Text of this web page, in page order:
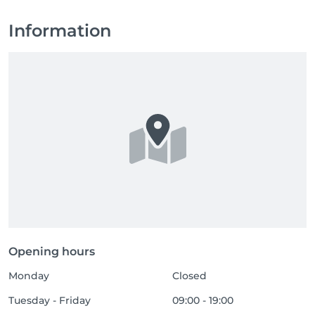
Information
Opening hours
Monday
Closed
Tuesday - Friday
09:00 - 19:00